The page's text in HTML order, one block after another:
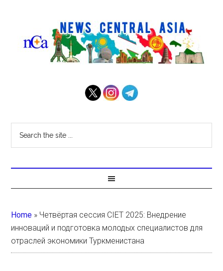
Home » Четвёртая сессия CIET 2025: Внедрение
инноваций и подготовка молодых специалистов для
отраслей экономики Туркменистана